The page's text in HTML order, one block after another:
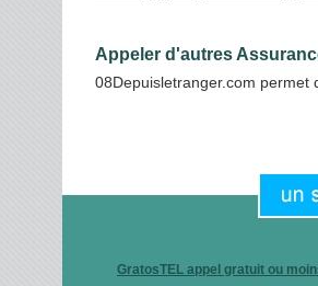
Appeler d'autres
08Depuisletranger.com permet
opérateur téléphonique déclaré à
GratosTEL appel gratuit ou